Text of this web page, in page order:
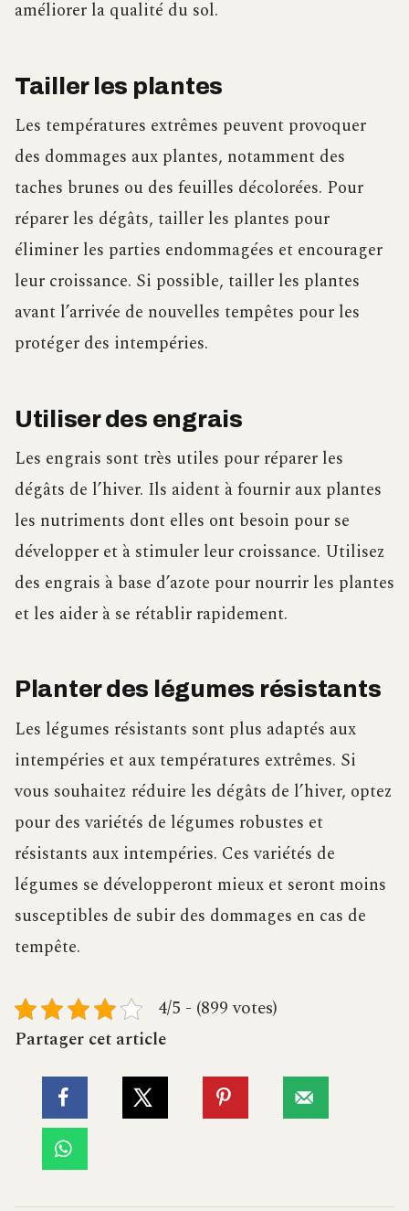
améliorer la qualité du sol.
Tailler les plantes
Les températures extrêmes peuvent provoquer
des dommages aux plantes, notamment des
taches brunes ou des feuilles décolorées. Pour
réparer les dégâts, tailler les plantes pour
éliminer les parties endommagées et encourager
leur croissance. Si possible, tailler les plantes
avant l’arrivée de nouvelles tempêtes pour les
protéger des intempéries.
Utiliser des engrais
Les engrais sont très utiles pour réparer les
dégâts de l’hiver. Ils aident à fournir aux plantes
les nutriments dont elles ont besoin pour se
développer et à stimuler leur croissance. Utilisez
des engrais à base d’azote pour nourrir les plantes
et les aider à se rétablir rapidement.
Planter des légumes résistants
Les légumes résistants sont plus adaptés aux
intempéries et aux températures extrêmes. Si
vous souhaitez réduire les dégâts de l’hiver, optez
pour des variétés de légumes robustes et
résistants aux intempéries. Ces variétés de
légumes se développeront mieux et seront moins
susceptibles de subir des dommages en cas de
tempête.
4/5 - (899 votes)
Partager cet article